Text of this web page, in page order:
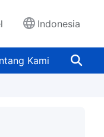
Indonesia
Kami
Kudus